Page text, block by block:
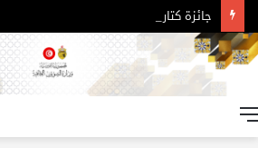
جائزة كتارا للرواية العربية – الدورة 11